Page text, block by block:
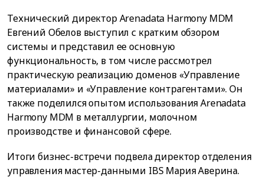
Технический директор Arenadata Harmony MDM
Евгений Обелов выступил с кратким обзором
системы и представил ее основную
функциональность, в том числе рассмотрел
практическую реализацию доменов «Управление
материалами» и «Управление контрагентами». Он
также поделился опытом использования Arenadata
Harmony MDM в металлургии, молочном
производстве и финансовой сфере.
Итоги бизнес-встречи подвела директор отделения
управления мастер-данными IBS Мария Аверина.